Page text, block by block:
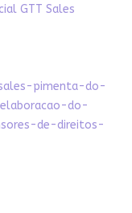
GTT Sales
pimenta-do-
do-
de-direitos-